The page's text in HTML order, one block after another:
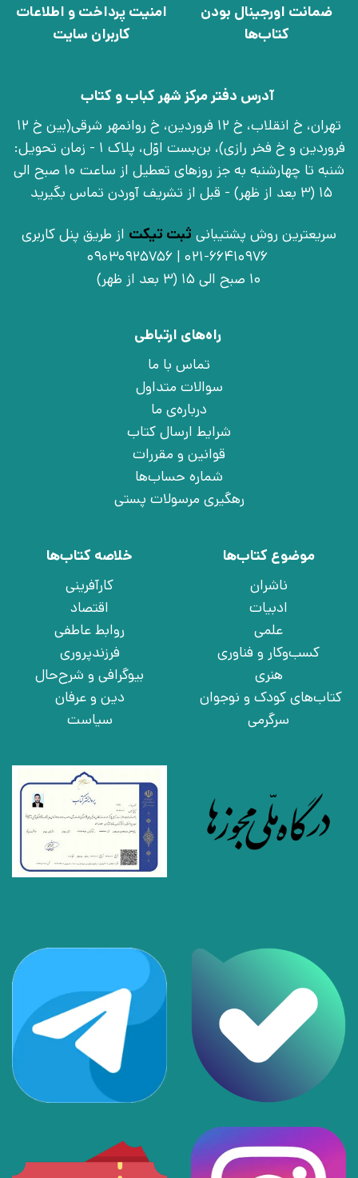
ضمانت اورجینال بودن
کتاب‌ها
امنیت پرداخت و اطلاعات
کاربران سایت
آدرس دفتر مرکز شهر کباب و کتاب
تهران، خ انقلاب، خ 12 فروردین، خ روانمهر شرقی(بین خ 12
فروردین و خ فخر رازی)، بن‌بست اوّل، پلاک 1 - زمان تحویل:
شنبه تا چهارشنبه به جز روزهای تعطیل از ساعت 10 صبح الی
15 (3 بعد از ظهر) - قبل از تشریف آوردن تماس بگیرید
سریعترین روش پشتیبانی ثبت تیکت از طریق پنل کاربری
021-66410976 | 09030925756
10 صبح الی 15 (3 بعد از ظهر)
راه‌های ارتباطی
تماس با ما
سوالات متداول
درباره‌ی ما
شرایط ارسال کتاب
قوانین و مقررات
شماره حساب‌ها
رهگیری مرسولات پستی
موضوع کتاب‌ها
ناشران
ادبیات
علمی
کسب‌وکار و فناوری
هنری
کتاب‌های کودک و نوجوان
سرگرمی
خلاصه کتاب‌ها
کارآفرینی
اقتصاد
روابط عاطفی
فرزندپروری
بیوگرافی و شرح‌حال
دین و عرفان
سیاست